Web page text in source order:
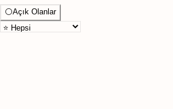
⚪Açık Olanlar